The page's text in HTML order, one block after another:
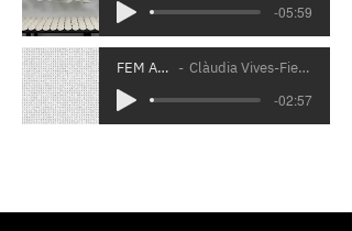
-05:59
FEM ART
Clàudia Vives-Fierro
-02:57